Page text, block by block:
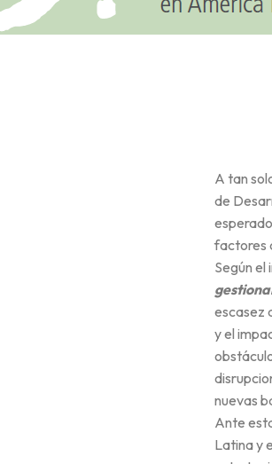
A tan
de
factores
Según
escasez
y el
nuevas
Ante
Latina y